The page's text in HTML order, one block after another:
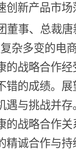
创新产品市场
董事、总裁唐
杂多变的电
的战略合作经
错的成绩。展
遇与挑战并存
的战略合作关
精诚合作与持